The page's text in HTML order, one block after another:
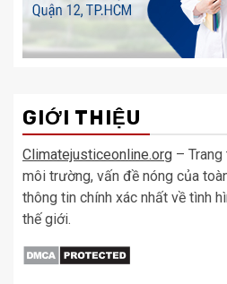
GIỚI THIỆU
Climatejusticeonline.org –
môi trường, vấn đề nóng của
thông tin chính xác nhất về tình
thế giới.